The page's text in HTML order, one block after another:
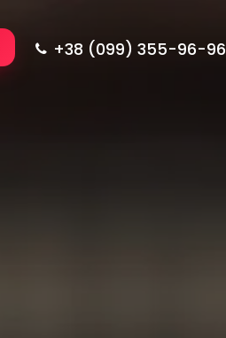
+38 (099) 355-96-96